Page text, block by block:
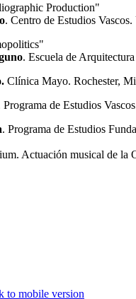
Production"
. Centro de Estudios
. Escuela de
Clínica Mayo. Rochester,
Programa de Estudios
. Programa de Estudios
Actuación musical de la
to mobile version